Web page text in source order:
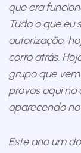
que era
Tudo o que eu
autorização,
corro atrás.
grupo que
provas aqui na
aparecendo
Este ano um